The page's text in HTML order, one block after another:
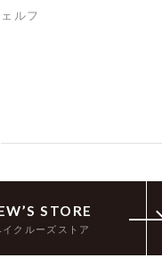
ルフ
STORE
クルーズストア